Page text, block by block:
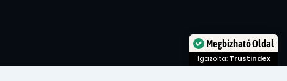
Megbízható Oldal
Igazolta: Trustindex